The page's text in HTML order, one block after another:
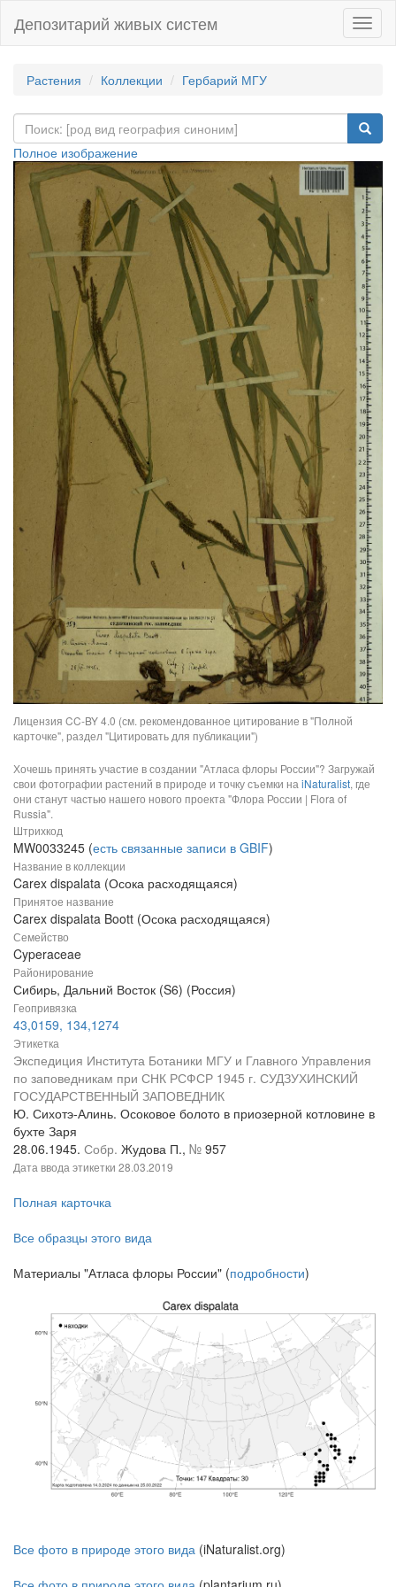
Депозитарий живых систем
Растения Коллекции Гербарий МГУ
Полное изображение
Лицензия CC-BY 4.0 (см. рекомендованное цитирование в "Полной
карточке", раздел "Цитировать для публикации")
Хочешь принять участие в создании "Атласа флоры России"? Загружай
свои фотографии растений в природе и точку съемки на iNaturalist, где
они станут частью нашего нового проекта "Флора России | Flora of
Russia".
Штрихкод
MW0033245 (есть связанные записи в GBIF)
Название в коллекции
Carex dispalata (Осока расходящаяся)
Принятое название
Carex dispalata Boott (Осока расходящаяся)
Семейство
Cyperaceae
Районирование
Сибирь, Дальний Восток (S6) (Россия)
Геопривязка
43,0159, 134,1274
Этикетка
Экспедиция Института Ботаники МГУ и Главного Управления
по заповедникам при СНК РСФСР 1945 г. СУДЗУХИНСКИЙ
ГОСУДАРСТВЕННЫЙ ЗАПОВЕДНИК
Ю. Сихотэ-Алинь. Осоковое болото в приозерной котловине в
бухте Заря
28.06.1945. Собр. Жудова П., № 957
Дата ввода этикетки 28.03.2019
Полная карточка
Все образцы этого вида
Материалы "Атласа флоры России" (подробности)
Все фото в природе этого вида (iNaturalist.org)